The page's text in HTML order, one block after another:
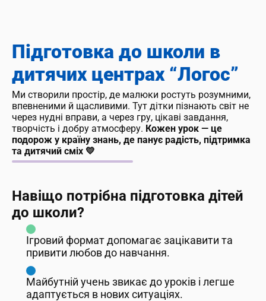
Підготовка до школи в
дитячих центрах “Логос”
Ми створили простір, де малюки ростуть розумними,
впевненими й щасливими. Тут дітки пізнають світ не
через нудні вправи, а через гру, цікаві завдання,
творчість і добру атмосферу. Кожен урок — це
подорож у країну знань, де панує радість, підтримка
та дитячий сміх 💛
Навіщо потрібна підготовка дітей
до школи?
Ігровий формат допомагає зацікавити та
привити любов до навчання.
Майбутній учень звикає до уроків і легше
адаптується в нових ситуаціях.